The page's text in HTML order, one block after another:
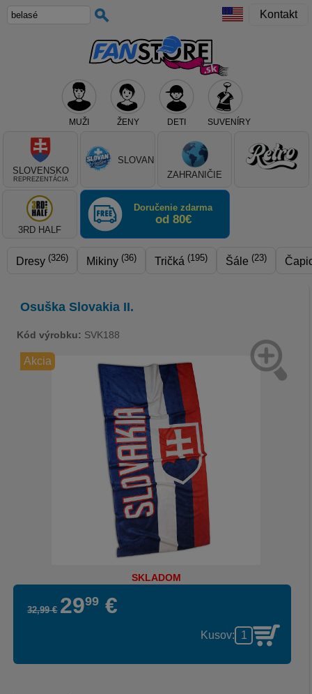
Kontakt
MUŽI ŽENY DETI SUVENÍRY
Teraz vyberte klub, alebo typ výrobku
SLOVENSKO
REPREZENTÁCIA
SLOVAN
ZAHRANIČIE
3RD HALF
Doručenie zdarma
od 80€
Dresy (326) Mikiny (36) Tričká (195) Šále (23)
Osuška Slovakia II.
Kód výrobku: SVK188
Akcia
SKLADOM
32,99€ 2999 €
Kusov: